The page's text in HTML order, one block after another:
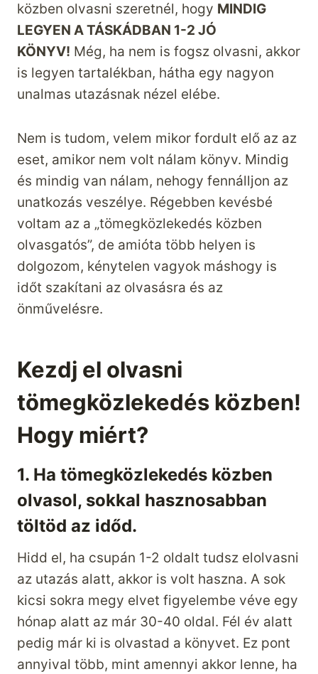
közben olvasni szeretnél, hogy MINDIG
LEGYEN A TÁSKÁDBAN 1-2 JÓ
KÖNYV! Még, ha nem is fogsz olvasni, akkor
is legyen tartalékban, hátha egy nagyon
unalmas utazásnak nézel elébe.
Nem is tudom, velem mikor fordult elő az az
eset, amikor nem volt nálam könyv. Mindig
és mindig van nálam, nehogy fennálljon az
unatkozás veszélye. Régebben kevésbé
voltam az a „tömegközlekedés közben
olvasgatós”, de amióta több helyen is
dolgozom, kénytelen vagyok máshogy is
időt szakítani az olvasásra és az
önművelésre.
Kezdj el olvasni
tömegközlekedés közben!
Hogy miért?
1. Ha tömegközlekedés közben
olvasol, sokkal hasznosabban
töltöd az időd.
Hidd el, ha csupán 1-2 oldalt tudsz elolvasni
az utazás alatt, akkor is volt haszna. A sok
kicsi sokra megy elvet figyelembe véve egy
hónap alatt az már 30-40 oldal. Fél év alatt
pedig már ki is olvastad a könyvet. Ez pont
annyival több, mint amennyi akkor lenne, ha